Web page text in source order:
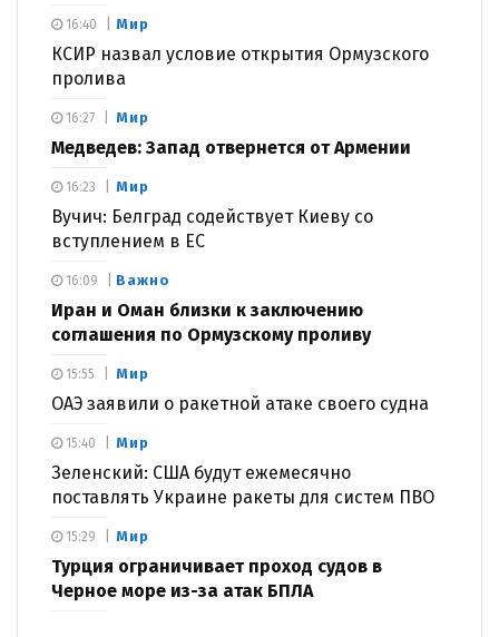
Мир
КСИР назвал условие открытия Ормузского
пролива
16:40
Мир
Медведев: Запад отвернется от Армении
16:27
Мир
Вучич: Белград содействует Киеву со
вступлением в ЕС
16:23
Важно
Иран и Оман близки к заключению
соглашения по Ормузскому проливу
16:09
Мир
ОАЭ заявили о ракетной атаке своего судна
15:55
Мир
Зеленский: США будут ежемесячно
поставлять Украине ракеты для систем ПВО
15:40
Мир
Турция ограничивает проход судов в
Черное море из-за атак БПЛА
15:29